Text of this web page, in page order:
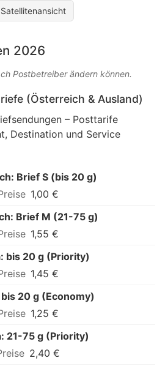
Satellitenansicht
2026
Postbetreiber ändern können.
(Österreich & Ausland)
– Posttarife
Destination und Service
Brief S (bis 20 g)
1,00 €
Brief M (21-75 g)
1,55 €
bis 20 g (Priority)
1,45 €
20 g (Economy)
1,25 €
21-75 g (Priority)
2,40 €